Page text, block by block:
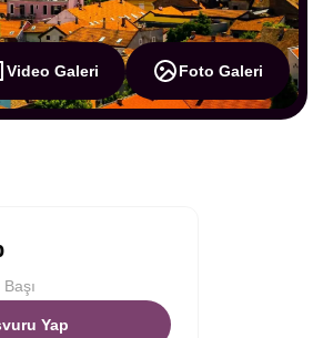
Video Galeri Foto Galeri
Yap